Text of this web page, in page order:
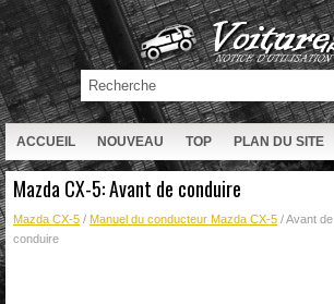
ACCUEIL NOUVEAU TOP PLAN DU SITE
RECHERCHE
Mazda CX-5: Avant de conduire
Mazda CX-5 / Manuel du conducteur Mazda CX-5 / Avant de
conduire